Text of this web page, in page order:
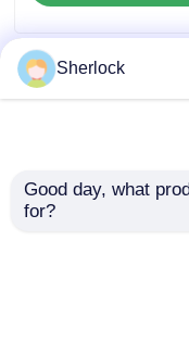
Sherlock
Good day, what
for?